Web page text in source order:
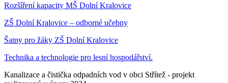
Rozšíření kapacity MŠ Dolní Kralovice
ZŠ Dolní Kralovice – odborné učebny
Šatny pro žáky ZŠ Dolní Kralovice
Technika a technologie pro lesní hospodářství.
Kanalizace a čistička odpadních vod v obci Střítež - projekt